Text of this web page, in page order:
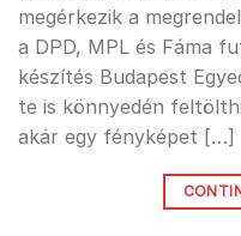
megérkezik a
a DPD, MPL és Fáma
készítés Budapest
te is könnyedén
akár egy fényképet […]